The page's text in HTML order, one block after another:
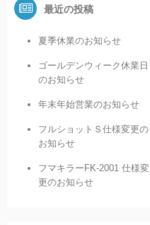
最近の投稿
夏季休業のお知らせ
ゴールデンウィーク休業日
のお知らせ
年末年始営業のお知らせ
フルショットＳ仕様変更の
お知らせ
フマキラーFK-2001 仕様変
更のお知らせ